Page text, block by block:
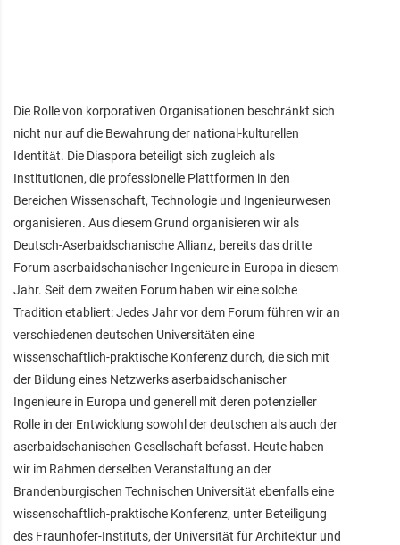
Die Rolle von korporativen Organisationen beschränkt sich
nicht nur auf die Bewahrung der national-kulturellen
Identität. Die Diaspora beteiligt sich zugleich als
Institutionen, die professionelle Plattformen in den
Bereichen Wissenschaft, Technologie und Ingenieurwesen
organisieren. Aus diesem Grund organisieren wir als
Deutsch-Aserbaidschanische Allianz, bereits das dritte
Forum aserbaidschanischer Ingenieure in Europa in diesem
Jahr. Seit dem zweiten Forum haben wir eine solche
Tradition etabliert: Jedes Jahr vor dem Forum führen wir an
verschiedenen deutschen Universitäten eine
wissenschaftlich-praktische Konferenz durch, die sich mit
der Bildung eines Netzwerks aserbaidschanischer
Ingenieure in Europa und generell mit deren potenzieller
Rolle in der Entwicklung sowohl der deutschen als auch der
aserbaidschanischen Gesellschaft befasst. Heute haben
wir im Rahmen derselben Veranstaltung an der
Brandenburgischen Technischen Universität ebenfalls eine
wissenschaftlich-praktische Konferenz, unter Beteiligung
des Fraunhofer-Instituts, der Universität für Architektur und